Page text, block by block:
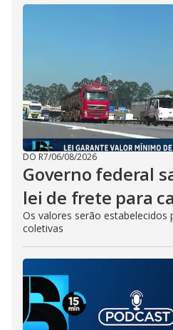
DO R7/06/08/2026
Governo federal
lei de frete para
Os valores serão estabelecidos
coletivas